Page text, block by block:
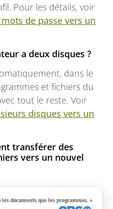
Pour les détails, voir
de passe vers un
a deux disques ?
dans le
et fichiers du
tout le reste. Voir
disques vers un
transférer des
vers un nouvel